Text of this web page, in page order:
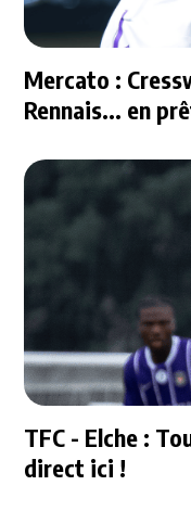
Mercato :
Rennais... en
TFC - Elche :
direct ici !